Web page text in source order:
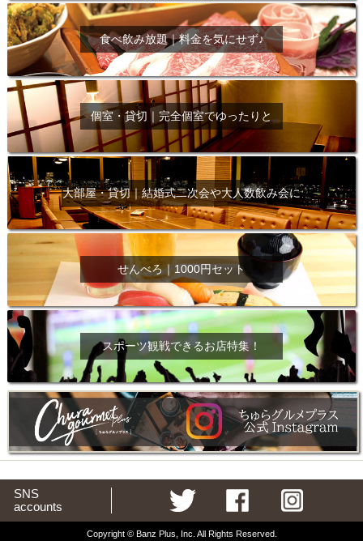
食べ飲み放題｜料金を気にせず♪
個室・貸切｜完全個室でゆったりと
大部屋・貸切｜結婚式二次会や大人数飲み会に
せんべろ｜1000円セット
スポーツ観戦できるお店特集！
SNS
accounts
Copyright © Banz Plus, Inc. All Rights Reserved.